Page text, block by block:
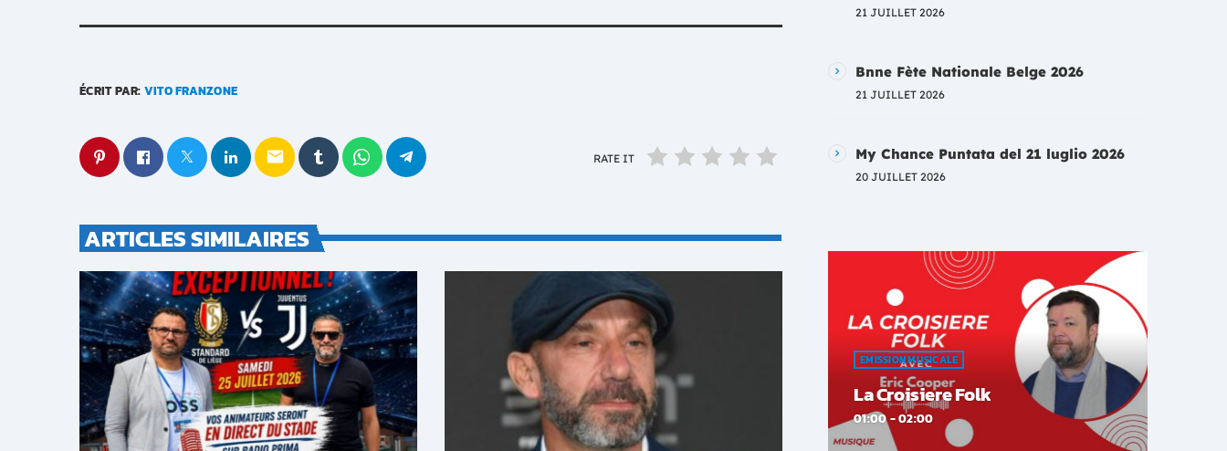
ÉCRIT PAR: VITO FRANZONE
email RATE IT
ARTICLES SIMILAIRES
21 JUILLET 2026
Bnne Fète Nationale Belge 2026
21 JUILLET 2026
My Chance Puntata del 21 luglio 2026
20 JUILLET 2026
EMISSION MUSICALE
La Croisiere Folk
01:00 - 02:00